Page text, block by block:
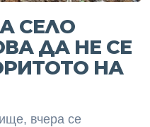
СЕЛО
ДА НЕ СЕ
НА
вчера се